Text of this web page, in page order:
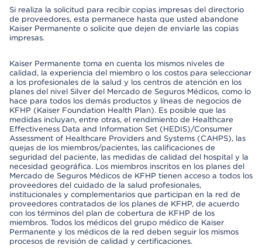
Si realiza la solicitud para recibir copias impresas del directorio
de proveedores, esta permanece hasta que usted abandone
Kaiser Permanente o solicite que dejen de enviarle las copias
impresas.
Kaiser Permanente toma en cuenta los mismos niveles de
calidad, la experiencia del miembro o los costos para seleccionar
a los profesionales de la salud y los centros de atención en los
planes del nivel Silver del Mercado de Seguros Médicos, como lo
hace para todos los demás productos y líneas de negocios de
KFHP (Kaiser Foundation Health Plan). Es posible que las
medidas incluyan, entre otras, el rendimiento de Healthcare
Effectiveness Data and Information Set (HEDIS)/Consumer
Assessment of Healthcare Providers and Systems (CAHPS), las
quejas de los miembros/pacientes, las calificaciones de
seguridad del paciente, las medidas de calidad del hospital y la
necesidad geográfica. Los miembros inscritos en los planes del
Mercado de Seguros Médicos de KFHP tienen acceso a todos los
proveedores del cuidado de la salud profesionales,
institucionales y complementarios que participan en la red de
proveedores contratados de los planes de KFHP, de acuerdo
con los términos del plan de cobertura de KFHP de los
miembros. Todos los médicos del grupo médico de Kaiser
Permanente y los médicos de la red deben seguir los mismos
procesos de revisión de calidad y certificaciones.